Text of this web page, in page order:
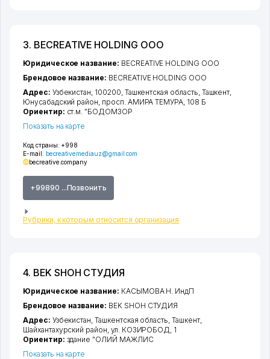
3. BECREATIVE HOLDING ООО
Код страны: +998
E-mail: becreativemediauz@gmail.com
becreative.company
+99890 ...Позвонить
Рубрики, к которым относится организация
Юридическое название: BECREATIVE HOLDING ООО
Брендовое название: BECREATIVE HOLDING ООО
Адрес: Узбекистан, 100200, Ташкентская область, Ташкент,
Юнусабадский район, просп. АМИРА ТЕМУРА, 108 Б
Ориентир: ст.м. "БОДОМЗОР
Показать на карте
4. BEK SHOH СТУДИЯ
Юридическое название: КАСЫМОВА Н. ИндП
Брендовое название: BEK SHOH СТУДИЯ
Адрес: Узбекистан,Ташкентская область ,Ташкент,
Шайхантахурский район ул. КОЗИРОБОД , 1
Ориентир: здание "ОЛИЙ МАЖЛИС
Показать на карте